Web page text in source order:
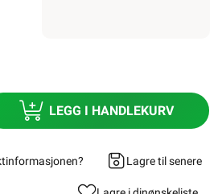
LEGG I HANDLEKURV
Lagre til senere